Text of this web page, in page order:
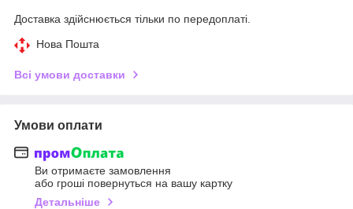
Доставка здійснюється тільки по передоплаті.
Нова Пошта
Всі умови доставки
Умови оплати
Ви отримаєте замовлення
або гроші повернуться на вашу картку
Детальніше